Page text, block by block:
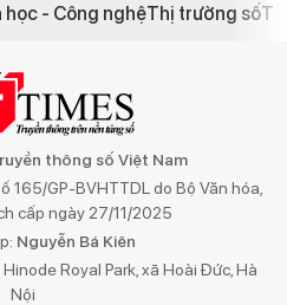
học - Công nghệThị trường số
thông số Việt Nam
165/GP-BVHTTDL do Bộ Văn hóa,
cấp ngày 27/11/2025
Nguyễn Bá Kiên
Royal Park, xã Hoài Đức, Hà
Nội